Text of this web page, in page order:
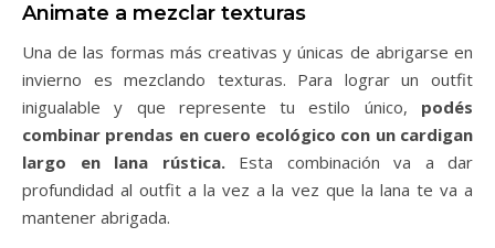
Animate a mezclar texturas
Una de las formas más creativas y únicas de abrigarse en
invierno es mezclando texturas. Para lograr un outfit
inigualable y que represente tu estilo único, podés
combinar prendas en cuero ecológico con un cardigan
largo en lana rústica.Esta combinación va a dar
profundidad al outfit a la vez a la vez que la lana te va a
mantener abrigada.